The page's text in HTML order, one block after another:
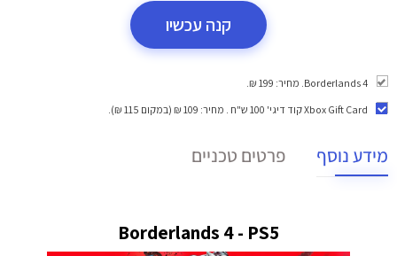
קנה עכשיו
Borderlands 4. מחיר: 199 ₪.
Xbox Gift Card קוד דיגי' 100 ש"ח
. מחיר: 109 ₪ (במקום 115 ₪).
מידע נוסף פרטים טכניים
Borderlands 4 - PS5